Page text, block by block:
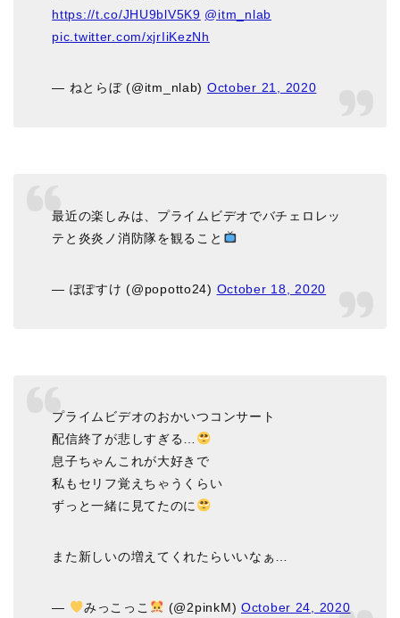
https://t.co/JHU9blV5K9 @itm_nlab
pic.twitter.com/xjrIiKezNh
— ねとらぼ (@itm_nlab) October 21, 2020
最近の楽しみは、プライムビデオでバチェロレッ
テと炎炎ノ消防隊を観ること
— ぽぽすけ (@popotto24) October 18, 2020
プライムビデオのおかいつコンサート
配信終了が悲しすぎる…
息子ちゃんこれが大好きで
私もセリフ覚えちゃうくらい
ずっと一緒に見てたのに
また新しいの増えてくれたらいいなぁ…
— みっこっこ (@2pinkM) October 24, 2020